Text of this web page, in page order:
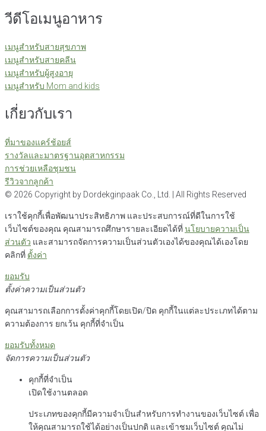
วีดีโอเมนูอาหาร
เมนูสำหรับสายสุขภาพ
เมนูสำหรับสายคลีน
เมนูสำหรับผู้สูงอายุ
เมนูสำหรับ Mom and kids
เกี่ยวกับเรา
ที่มาของแคร์ช้อยส์
รางวัลและมาตรฐานอุตสาหกรรม
การช่วยเหลือชุมชน
รีวิวจากลูกค้า
© 2026 Copyright by Dordekginpaak Co., Ltd. | All Rights Reserved
เราใช้คุกกี้เพื่อพัฒนาประสิทธิภาพ และประสบการณ์ที่ดีในการใช้
เว็บไซต์ของคุณ คุณสามารถศึกษารายละเอียดได้ที่นโยบายความเป็น
ส่วนตัว และสามารถจัดการความเป็นส่วนตัวเองได้ของคุณได้เองโดย
คลิกที่ ตั้งค่า
ยอมรับ
ตั้งค่าความเป็นส่วนตัว
คุณสามารถเลือกการตั้งค่าคุกกี้โดยเปิด/ปิด คุกกี้ในแต่ละประเภทได้ตาม
ความต้องการ ยกเว้น คุกกี้ที่จำเป็น
ยอมรับทั้งหมด
จัดการความเป็นส่วนตัว
คุกกี้ที่จำเป็น
เปิดใช้งานตลอด
ประเภทของคุกกี้มีความจำเป็นสำหรับการทำงานของเว็บไซต์ เพื่อ
ให้คุณสามารถใช้ได้อย่างเป็นปกติ และเข้าชมเว็บไซต์ คุณไม่